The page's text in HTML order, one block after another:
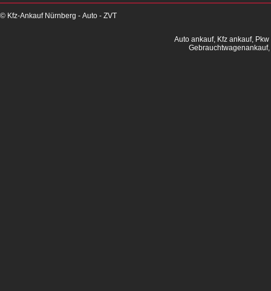
© Kfz-Ankauf Nürnberg - Auto - ZVT
Auto ankauf, Kfz ankauf,